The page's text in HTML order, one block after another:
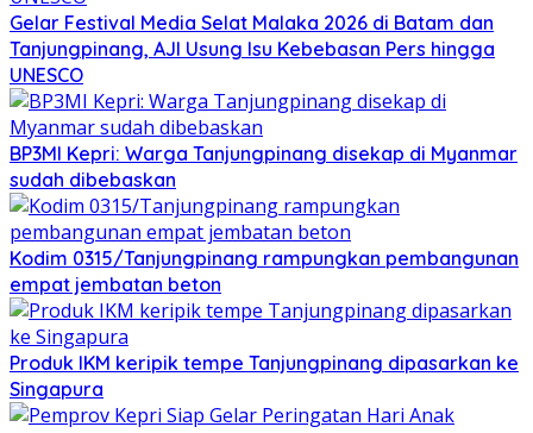
Gelar Festival Media Selat Malaka 2026 di Batam dan
Tanjungpinang, AJI Usung Isu Kebebasan Pers hingga
UNESCO
BP3MI Kepri: Warga Tanjungpinang disekap di Myanmar
sudah dibebaskan
Kodim 0315/Tanjungpinang rampungkan pembangunan
empat jembatan beton
Produk IKM keripik tempe Tanjungpinang dipasarkan ke
Singapura